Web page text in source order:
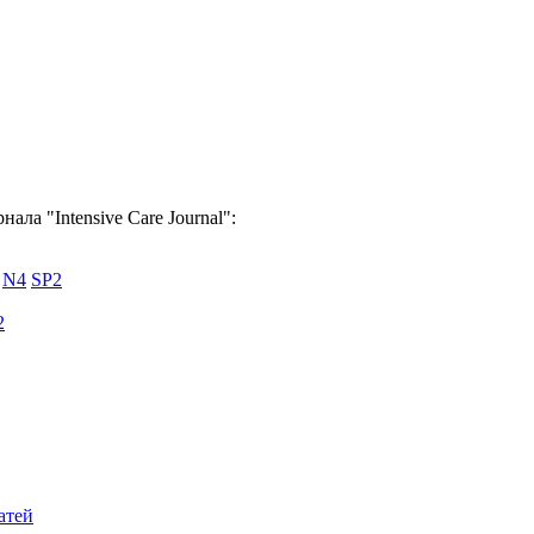
"Intensive Care Journal":
N4 SP2